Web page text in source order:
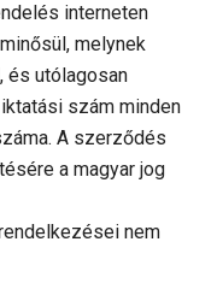
interneten
melynek
és utólagosan
szám minden
A szerződés
a magyar jog
nem